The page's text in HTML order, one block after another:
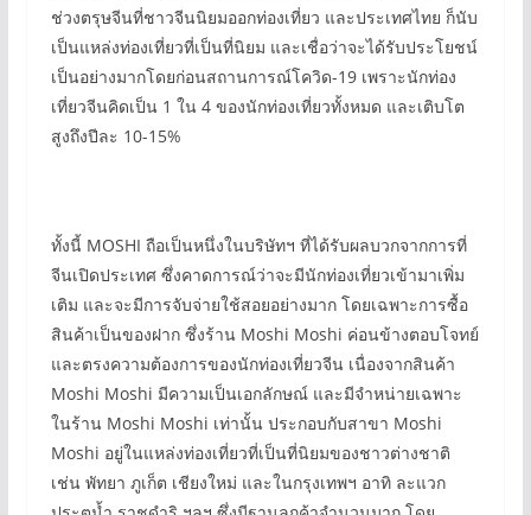
ช่วงตรุษจีนที่ชาวจีนนิยมออกท่องเที่ยว และประเทศไทย ก็นับ
เป็นแหล่งท่องเที่ยวที่เป็นที่นิยม และเชื่อว่าจะได้รับประโยชน์
เป็นอย่างมากโดยก่อนสถานการณ์โควิด-19 เพราะนักท่อง
เที่ยวจีนคิดเป็น 1 ใน 4 ของนักท่องเที่ยวทั้งหมด และเติบโต
สูงถึงปีละ 10-15%
ทั้งนี้ MOSHI ถือเป็นหนึ่งในบริษัทฯ ที่ได้รับผลบวกจากการที่
จีนเปิดประเทศ ซึ่งคาดการณ์ว่าจะมีนักท่องเที่ยวเข้ามาเพิ่ม
เติม และจะมีการจับจ่ายใช้สอยอย่างมาก โดยเฉพาะการซื้อ
สินค้าเป็นของฝาก ซึ่งร้าน Moshi Moshi ค่อนข้างตอบโจทย์
และตรงความต้องการของนักท่องเที่ยวจีน เนื่องจากสินค้า
Moshi Moshi มีความเป็นเอกลักษณ์ และมีจำหน่ายเฉพาะ
ในร้าน Moshi Moshi เท่านั้น ประกอบกับสาขา Moshi
Moshi อยู่ในแหล่งท่องเที่ยวที่เป็นที่นิยมของชาวต่างชาติ
เช่น พัทยา ภูเก็ต เชียงใหม่ และในกรุงเทพฯ อาทิ ละแวก